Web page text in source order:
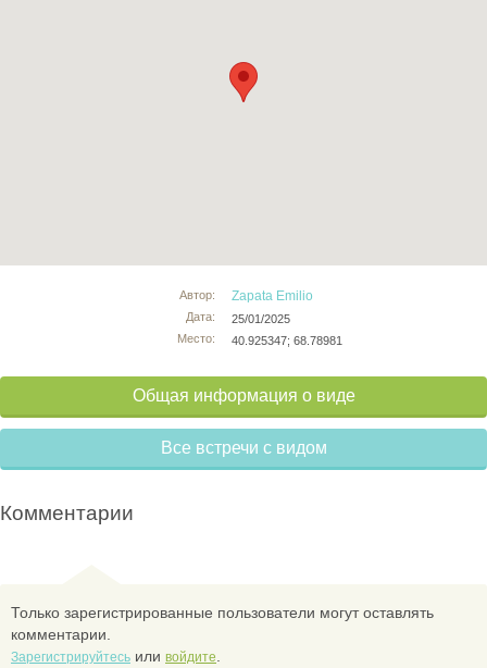
Автор:
Дата:
Место:
Zapata Emilio
25/01/2025
40.925347; 68.78981
Общая информация о виде
Все встречи с видом
Комментарии
Только зарегистрированные пользователи могут оставлять
комментарии.
Зарегистрируйтесь или войдите